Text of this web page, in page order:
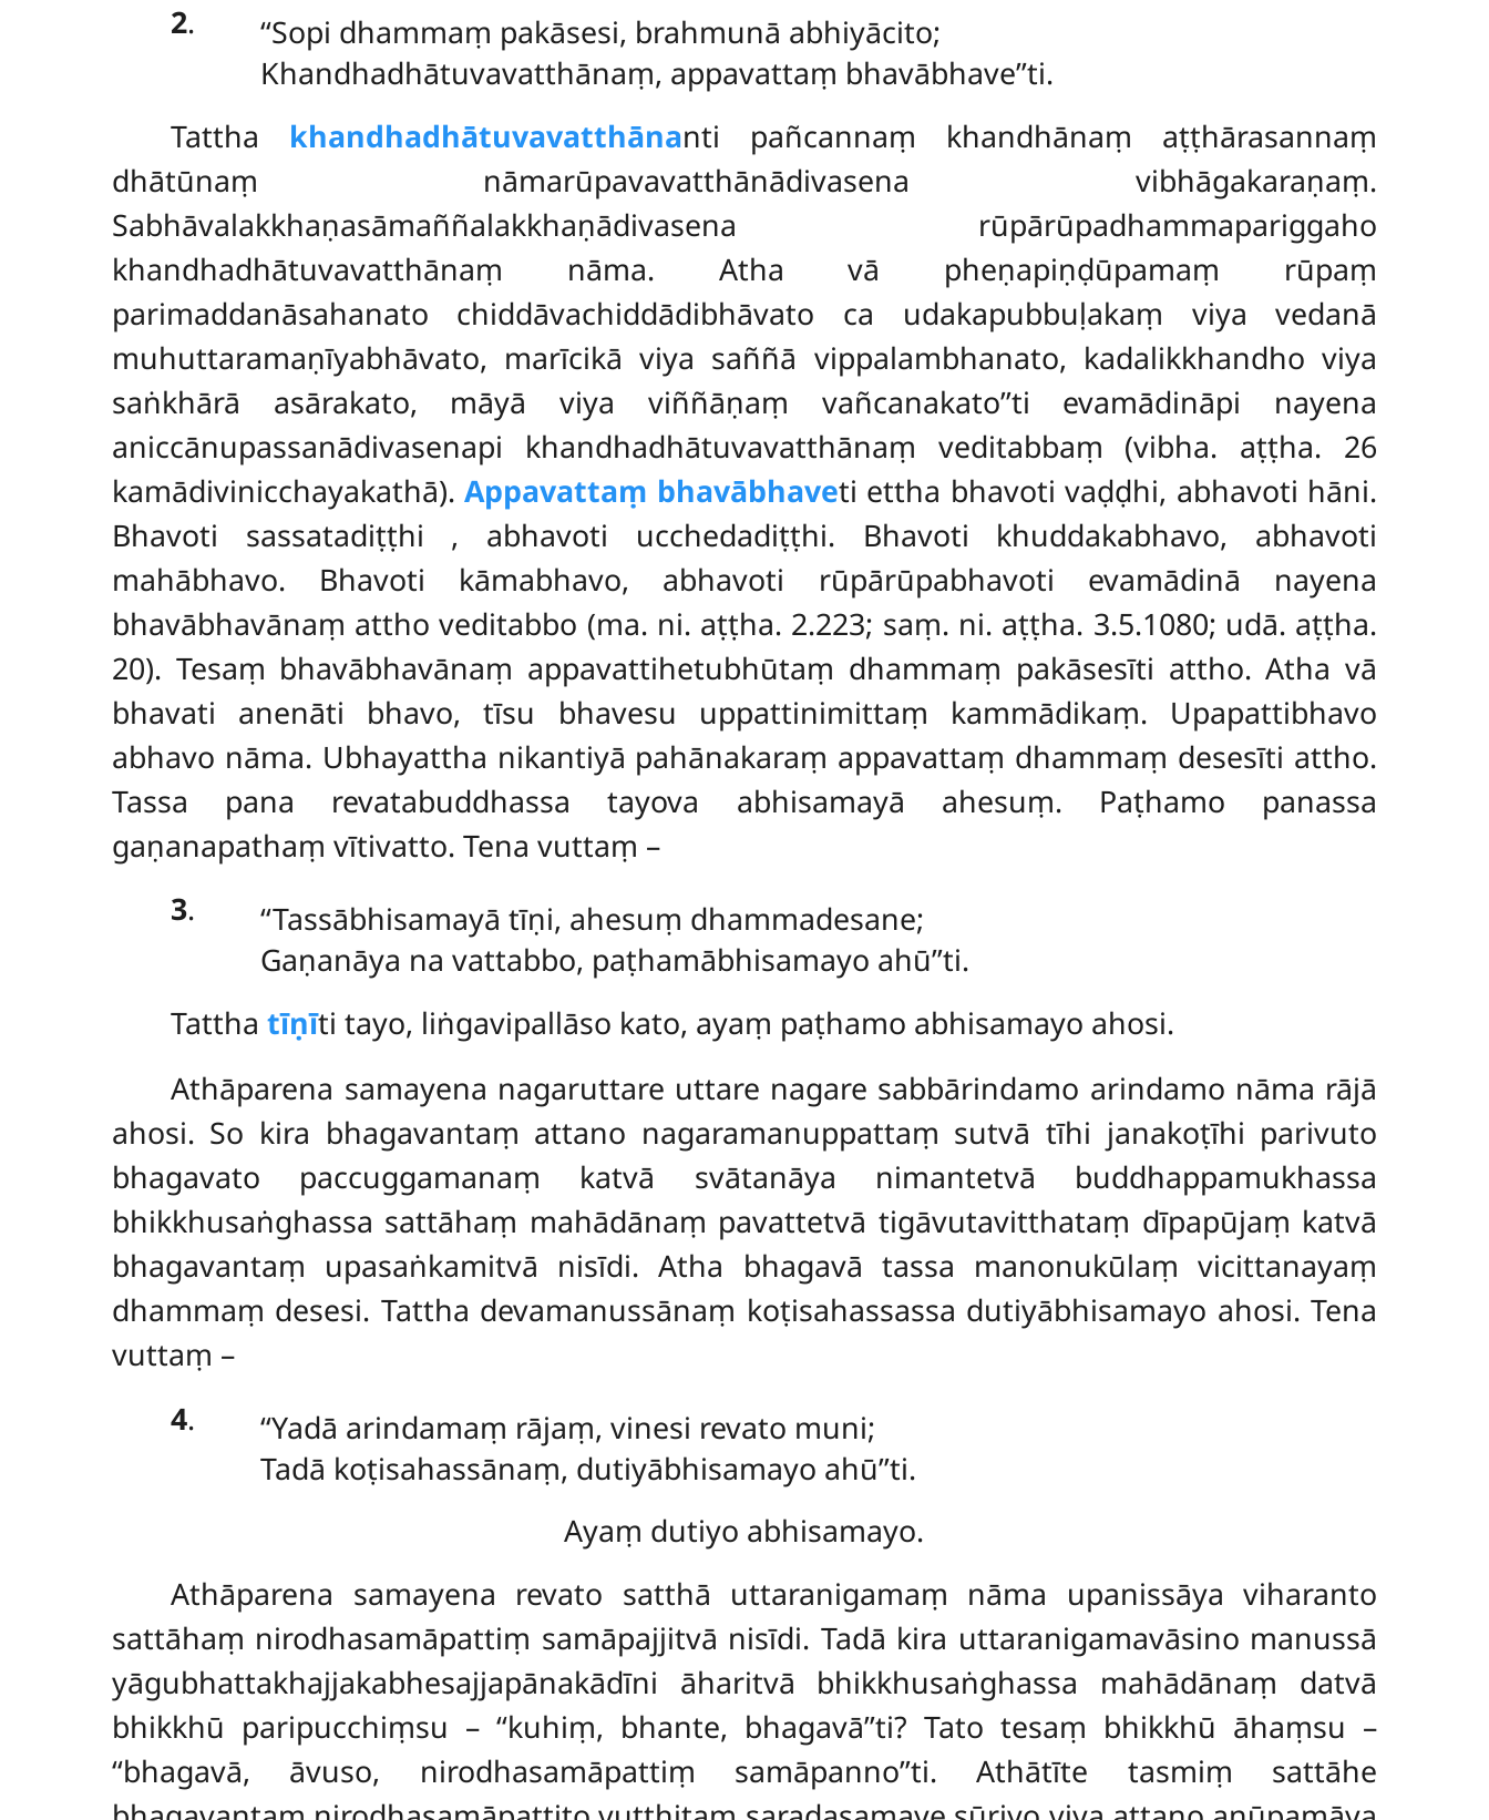
2.
‘‘Sopi dhammaṃ pakāsesi, brahmunā abhiyācito;
Khandhadhātuvavatthānaṃ, appavattaṃ bhavābhave’’ti.
Tattha khandhadhātuvavatthānanti pañcannaṃ khandhānaṃ aṭṭhārasannaṃ
dhātūnaṃ nāmarūpavavatthānādivasena vibhāgakaraṇaṃ.
Sabhāvalakkhaṇasāmaññalakkhaṇādivasena rūpārūpadhammapariggaho
khandhadhātuvavatthānaṃ nāma. Atha vā pheṇapiṇḍūpamaṃ rūpaṃ
parimaddanāsahanato chiddāvachiddādibhāvato ca udakapubbuḷakaṃ viyavedanā
muhuttaramaṇīyabhāvato, marīcikā viya saññā vippalambhanato, kadalikkhandho viya
saṅkhārā asārakato, māyā viya viññāṇaṃ vañcanakato’’ti evamādināpi nayena
aniccānupassanādivasenapi khandhadhātuvavatthānaṃ veditabbaṃ (vibha. aṭṭha. 26
kamādivinicchayakathā).Appavattaṃ bhavābhaveti ettha bhavoti vaḍḍhi, abhavoti hāni.
Bhavoti sassatadiṭṭhi , abhavoti ucchedadiṭṭhi. Bhavoti khuddakabhavo, abhavoti
mahābhavo. Bhavoti kāmabhavo, abhavoti rūpārūpabhavoti evamādinā nayena
bhavābhavānaṃ attho veditabbo (ma. ni. aṭṭha. 2.223; saṃ. ni. aṭṭha. 3.5.1080; udā. aṭṭha.
20). Tesaṃ bhavābhavānaṃ appavattihetubhūtaṃ dhammaṃ pakāsesīti attho. Atha vā
bhavati anenāti bhavo, tīsu bhavesu uppattinimittaṃ kammādikaṃ. Upapattibhavo
abhavo nāma. Ubhayattha nikantiyā pahānakaraṃ appavattaṃ dhammaṃ desesīti attho.
Tassa pana revatabuddhassa tayova abhisamayā ahesuṃ. Paṭhamo panassa
gaṇanapathaṃ vītivatto. Tena vuttaṃ –
3.
‘‘Tassābhisamayā tīṇi, ahesuṃ dhammadesane;
Gaṇanāya na vattabbo, paṭhamābhisamayo ahū’’ti.
Tatthatīṇīti tayo, liṅgavipallāso kato, ayaṃ paṭhamo abhisamayo ahosi.
Athāparena samayena nagaruttare uttare nagare sabbārindamo arindamo nāma rājā
ahosi. So kira bhagavantaṃ attano nagaramanuppattaṃ sutvā tīhi janakoṭīhi parivuto
bhagavato paccuggamanaṃ katvā svātanāya nimantetvā buddhappamukhassa
bhikkhusaṅghassa sattāhaṃ mahādānaṃ pavattetvā tigāvutavitthataṃ dīpapūjaṃ katvā
bhagavantaṃ upasaṅkamitvā nisīdi. Atha bhagavā tassa manonukūlaṃ vicittanayaṃ
dhammaṃ desesi. Tattha devamanussānaṃ koṭisahassassa dutiyābhisamayo ahosi. Tena
vuttaṃ –
4.
‘‘Yadā arindamaṃ rājaṃ, vinesi revato muni;
Tadā koṭisahassānaṃ, dutiyābhisamayo ahū’’ti.
Ayaṃ dutiyo abhisamayo.
Athāparena samayena revato satthā uttaranigamaṃ nāma upanissāya viharanto
sattāhaṃ nirodhasamāpattiṃ samāpajjitvā nisīdi. Tadā kira uttaranigamavāsino manussā
yāgubhattakhajjakabhesajjapānakādīni āharitvā bhikkhusaṅghassa mahādānaṃ datvā
bhikkhū paripucchiṃsu – ‘‘kuhiṃ, bhante, bhagavā’’ti? Tato tesaṃ bhikkhū āhaṃsu –
‘‘bhagavā, āvuso, nirodhasamāpattiṃ samāpanno’’ti. Athātīte tasmiṃ sattāhe